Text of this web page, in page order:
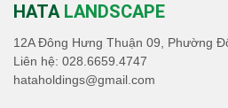
HATA LANDSCAPE
12A Đông Hưng Thuận 09, Phường
Liên hệ: 028.6659.4747
hataholdings@gmail.com